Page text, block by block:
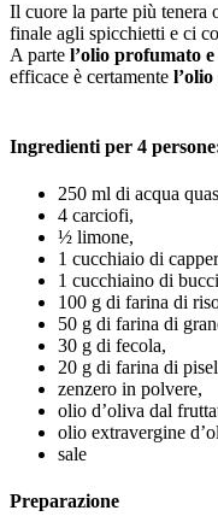
Il cuore la parte più tenera
finale agli spicchietti e ci
A parte l’olio profumato
efficace è certamente
Ingredienti per 4
250 ml di acqua
4 carciofi,
½ limone,
1 cucchiaio di
1 cucchiaino di
100 g di farina di
50 g di farina di
30 g di fecola,
20 g di farina di
zenzero in polvere,
olio d’oliva dal
olio extravergine
sale
Preparazione